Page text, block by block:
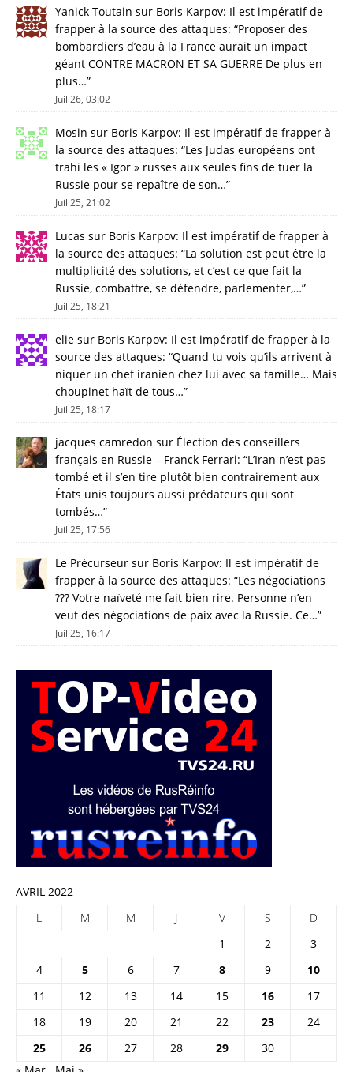
Yanick Toutain sur Boris Karpov: Il est impératif de
frapper à la source des attaques: “Proposer des
bombardiers d’eau à la France aurait un impact
géant CONTRE MACRON ET SA GUERRE De plus en
plus…”
Juil 26, 03:02
Mosin sur Boris Karpov: Il est impératif de frapper à
la source des attaques: “Les Judas européens ont
trahi les « Igor » russes aux seules fins de tuer la
Russie pour se repaître de son…”
Juil 25, 21:02
Lucas sur Boris Karpov: Il est impératif de frapper à
la source des attaques: “La solution est peut être la
multiplicité des solutions, et c’est ce que fait la
Russie, combattre, se défendre, parlementer,…”
Juil 25, 18:21
elie sur Boris Karpov: Il est impératif de frapper à la
source des attaques: “Quand tu vois qu’ils arrivent à
niquer un chef iranien chez lui avec sa famille… Mais
choupinet haït de tous…”
Juil 25, 18:17
jacques camredon sur Élection des conseillers
français en Russie – Franck Ferrari: “L’Iran n’est pas
tombé et il s’en tire plutôt bien contrairement aux
États unis toujours aussi prédateurs qui sont
tombés…”
Juil 25, 17:56
Le Précurseur sur Boris Karpov: Il est impératif de
frapper à la source des attaques: “Les négociations
??? Votre naïveté me fait bien rire. Personne n’en
veut des négociations de paix avec la Russie. Ce…”
Juil 25, 16:17
AVRIL 2022
L
M M J V S
D
1
2
3
4
5 6 7 8 9
10
11
12 13 14 15 16
17
18
19 20 21 22 23
24
25
26 27 28 29
30